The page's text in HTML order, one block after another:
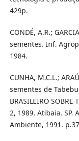
429p.
CONDÉ, A.R.;
sementes. Inf.
1984.
CUNHA, M.C.L.;
sementes de
BRASILEIRO SOBRE
2, 1989, Atibaia, SP.
Ambiente, 1991.